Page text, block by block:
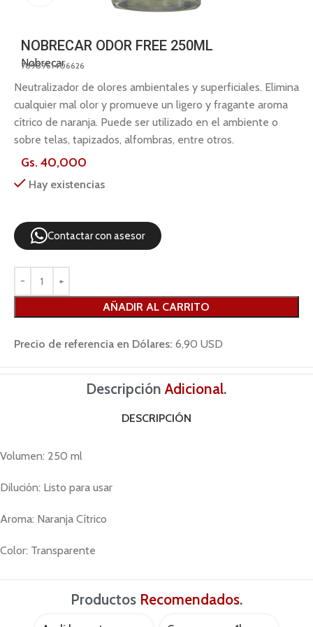
NOBRECAR ODOR FREE 250ML
Nobrecar
7898961406626
Neutralizador de olores ambientales y superficiales. Elimina
cualquier mal olor y promueve un ligero y fragante aroma
cítrico de naranja. Puede ser utilizado en el ambiente o
sobre telas, tapizados, alfombras, entre otros.
Gs. 40,000
Hay existencias
Contactar con asesor
AÑADIR AL CARRITO
Precio de referencia en Dólares: 6,90 USD
DescripciónAdicional.
DESCRIPCIÓN
Volumen: 250 ml
Dilución: Listo para usar
Aroma: Naranja Cítrico
Color: Transparente
Productos Recomendados.